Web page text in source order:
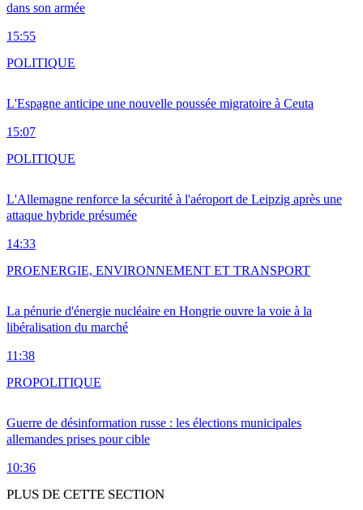
dans son armée
15:55
L'Espagne anticipe une nouvelle poussée migratoire à Ceuta
15:07
POLITIQUE
L'Allemagne renforce la sécurité à l'aéroport de Leipzig après une
attaque hybride présumée
14:33
POLITIQUE
La pénurie d'énergie nucléaire en Hongrie ouvre la voie à la
libéralisation du marché
11:38
PROENERGIE, ENVIRONNEMENT ET TRANSPORT
Guerre de désinformation russe : les élections municipales
allemandes prises pour cible
10:36
PROPOLITIQUE
PLUS DE CETTE SECTION